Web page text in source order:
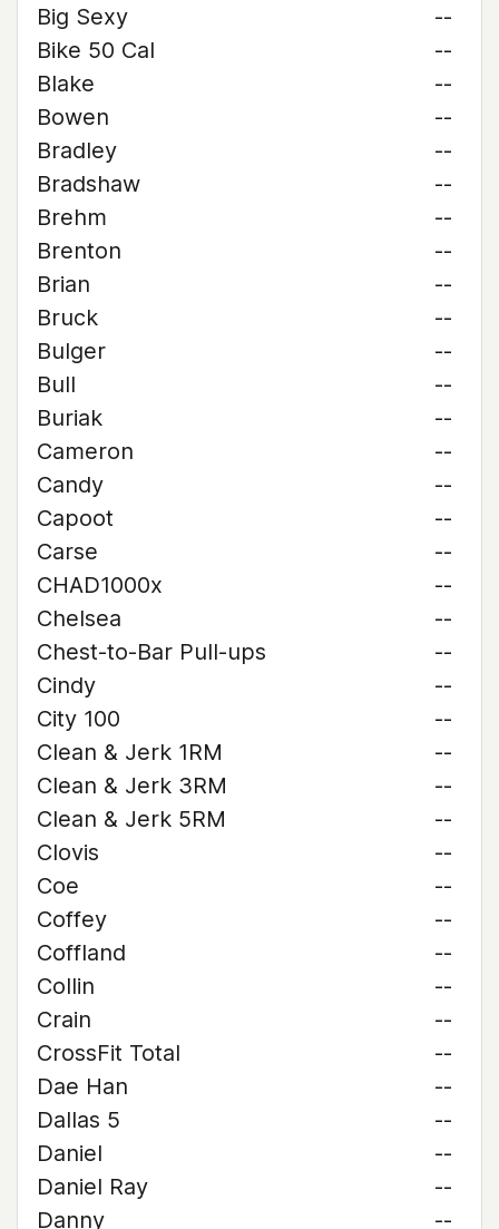
Big Sexy
--
Bike 50 Cal
--
Blake
--
Bowen
--
Bradley
--
Bradshaw
--
Brehm
--
Brenton
--
Brian
--
Bruck
--
Bulger
--
Bull
--
Buriak
--
Cameron
--
Candy
--
Capoot
--
Carse
--
CHAD1000x
--
Chelsea
--
Chest-to-Bar Pull-ups
--
Cindy
--
City 100
--
Clean & Jerk 1RM
--
Clean & Jerk 3RM
--
Clean & Jerk 5RM
--
Clovis
--
Coe
--
Coffey
--
Coffland
--
Collin
--
Crain
--
CrossFit Total
--
Dae Han
--
Dallas 5
--
Daniel
--
Daniel Ray
--
Danny
--